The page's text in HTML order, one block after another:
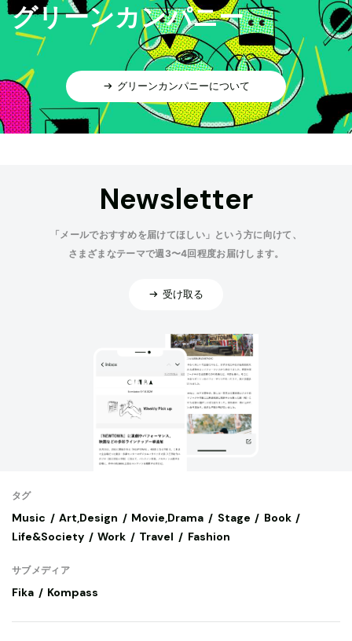
グリーンカンパニー
グリーンカンパニーについて
Newsletter
「メールでおすすめを届けてほしい」という方に向けて、
さまざまなテーマで週3〜4回程度お届けします。
受け取る
タグ
Music Art,Design Movie,Drama Stage
Book
Life&Society
Work Travel Fashion
サブメディア
Fika Kompass